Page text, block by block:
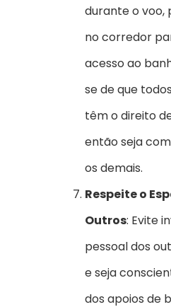
durante o voo,
no corredor
acesso ao
se de que
têm o direito
então seja
os demais.
Respeite o
Outros: Evite
pessoal dos
e seja
dos apoios de